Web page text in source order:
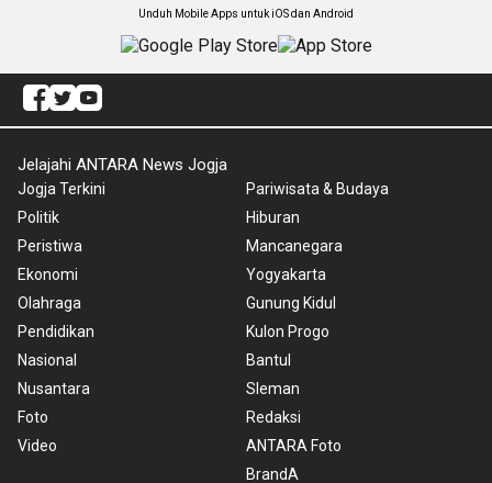
Unduh Mobile Apps untuk iOS dan Android
Jelajahi ANTARA News Jogja
Jogja Terkini
Politik
Peristiwa
Ekonomi
Olahraga
Pendidikan
Nasional
Nusantara
Foto
Video
Pariwisata & Budaya
Hiburan
Mancanegara
Yogyakarta
Gunung Kidul
Kulon Progo
Bantul
Sleman
Redaksi
ANTARA Foto
BrandA